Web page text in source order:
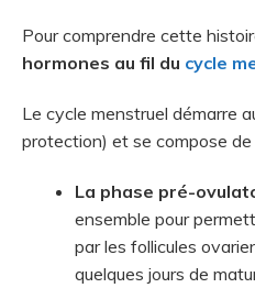
Pour comprendre cette
hormones au fil du cycle
Le cycle menstruel démarre
protection) et se compose
La phase pré-
ensemble pour
par les follicules
quelques jours de